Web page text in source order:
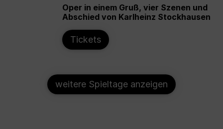
Oper in einem Gruß, vier Szenen und
Abschied von Karlheinz Stockhausen
Tickets
weitere Spieltage anzeigen